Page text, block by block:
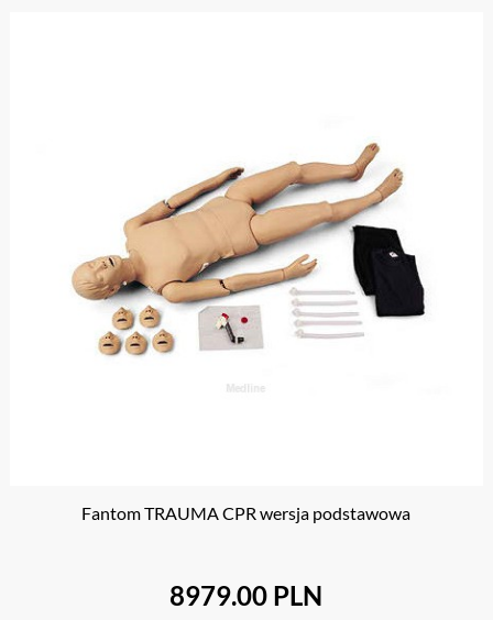
Fantom TRAUMA CPR wersja podstawowa
8979.00 PLN